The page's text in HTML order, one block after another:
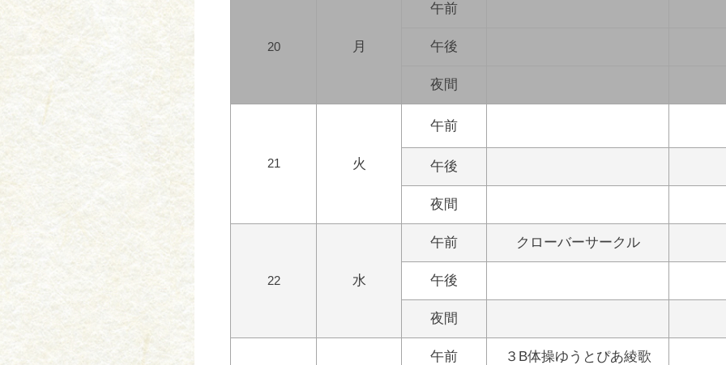
20 月
午前
午後
夜間
21 火
午前
午後
夜間
22 水
午前 クローバーサークル
午後
夜間
午前 ３B体操ゆうとぴあ綾歌